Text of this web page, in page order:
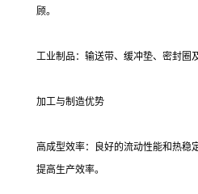
顾。
工业制品：输送带、缓冲垫、密封圈
加工与制造优势
高成型效率：良好的流动性能和热稳
提高生产效率。